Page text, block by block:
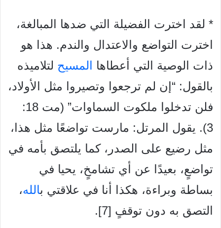
* لقد اخترت الفضيلة التي ضدها المبالغة،
اخترت التواضع والاعتدال والندم. هذا هو
ذات الوصية التي أعطاها
المسيح لتلاميذه
بالقول: “إن لم ترجعوا وتصيروا مثل الأولاد،
فلن تدخلوا ملكوت السماوات” (مت 18:
3). يقول المرتل: مارست تواضعًا مثل هذا،
مثل رضيع على الصدر، كما يلتصق بأمه في
تواضعٍ، بعيدًا عن أي تشامخٍ، يحيا في
بساطة وبراءة، هكذا أنا في علاقتي بالله،
التصق به دون توقفٍ [7].